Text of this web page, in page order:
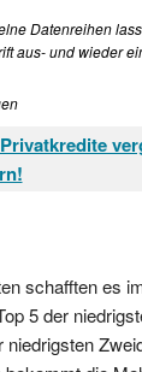
Datenreihen
aus- und wieder
schafften es
5 der
niedrigsten